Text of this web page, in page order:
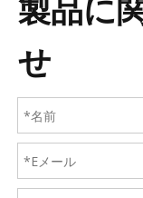
製品に
せ